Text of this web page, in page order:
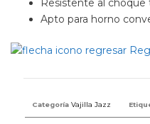
Resistente al choque
Apto para horno
Categoría Vajilla Jazz